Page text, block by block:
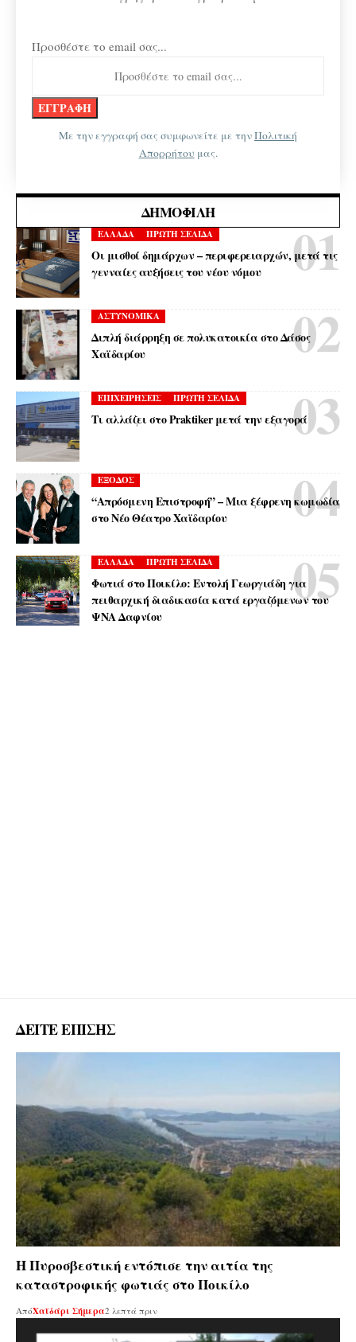
Προσθέστε το email σας...
Με την εγγραφή σας συμφωνείτε με τηνΠολιτική
Απορρήτου μας.
ΔΗΜΟΦΙΛΉ
ΕΛΛΑΔΑ ΠΡΩΤΗ ΣΕΛΙΔΑ
Οι μισθοί δημάρχων – περιφερειαρχών, μετά τις
γενναίες αυξήσεις του νέου νόμου
ΑΣΤΥΝΟΜΙΚΑ
Διπλή διάρρηξη σε πολυκατοικία στο Δάσος
Χαϊδαρίου
ΕΠΙΧΕΙΡΗΣΕΙΣ ΠΡΩΤΗ ΣΕΛΙΔΑ
Τι αλλάζει στο Praktiker μετά την εξαγορά
ΕΞΟΔΟΣ
“Απρόσμενη Επιστροφή” – Μια ξέφρενη κωμωδία
στο Νέο Θέατρο Χαϊδαρίου
ΕΛΛΑΔΑ ΠΡΩΤΗ ΣΕΛΙΔΑ
Φωτιά στο Ποικίλο: Εντολή Γεωργιάδη για
πειθαρχική διαδικασία κατά εργαζόμενων του
ΨΝΑ Δαφνίου
ΔΕΙΤΕ ΕΠΙΣΗΣ
Η Πυροσβεστική εντόπισε την αιτία της
καταστροφικής φωτιάς στο Ποικίλο
ΑπόΧαϊδάρι Σήμερα2 λεπτά πριν